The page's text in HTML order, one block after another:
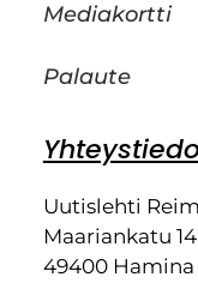
Mediakortti
Palaute
Uutislehti
Maariankatu 14
49400 Hamina